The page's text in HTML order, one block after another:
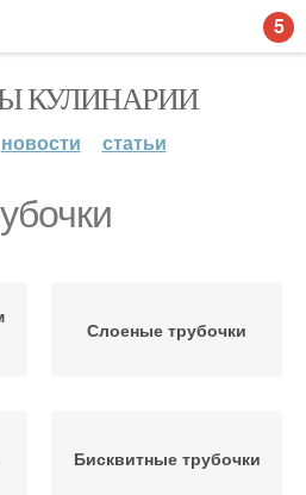
КУЛИНАРИИ
новости статьи
Слоеные трубочки
Бисквитные трубочки
5